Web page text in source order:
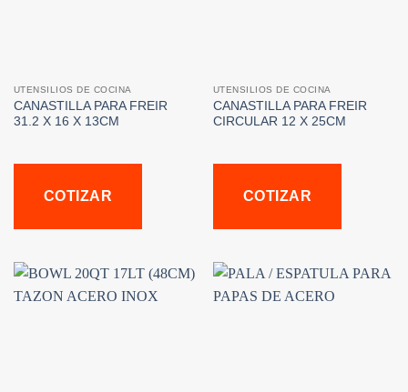
UTENSILIOS DE COCINA
CANASTILLA PARA FREIR
31.2 X 16 X 13CM
COTIZAR
UTENSILIOS DE COCINA
CANASTILLA PARA FREIR
CIRCULAR 12 X 25CM
COTIZAR